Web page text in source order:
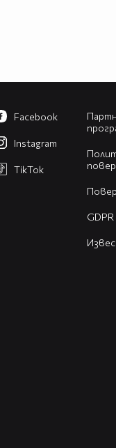
Facebook
Instagram
TikTok